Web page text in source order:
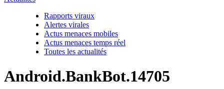
Rapports viraux
Alertes virales
Actus menaces mobiles
Actus menaces temps réel
Toutes les actualités
Android.BankBot.14705